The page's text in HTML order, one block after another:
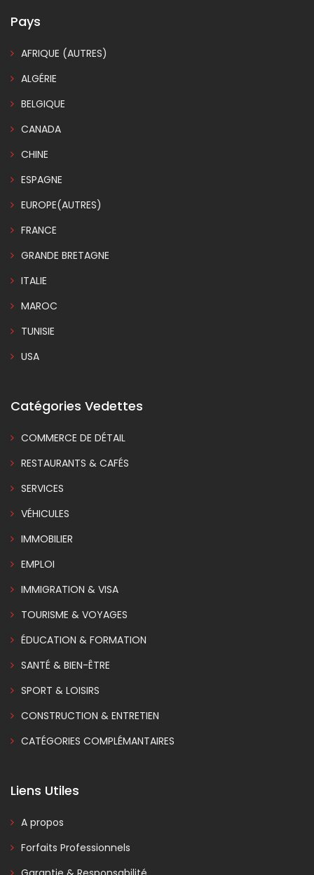
Pays
AFRIQUE (AUTRES)
ALGÉRIE
BELGIQUE
CANADA
CHINE
ESPAGNE
EUROPE(AUTRES)
FRANCE
GRANDE BRETAGNE
ITALIE
MAROC
TUNISIE
USA
Catégories Vedettes
COMMERCE DE DÉTAIL
RESTAURANTS & CAFÉS
SERVICES
VÉHICULES
IMMOBILIER
EMPLOI
IMMIGRATION & VISA
TOURISME & VOYAGES
ÉDUCATION & FORMATION
SANTÉ & BIEN-ÊTRE
SPORT & LOISIRS
CONSTRUCTION & ENTRETIEN
CATÉGORIES COMPLÉMANTAIRES
Liens Utiles
A propos
Forfaits Professionnels